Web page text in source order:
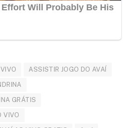
ASSISTIR JOGO DO AVAÍ
GRÁTIS
VIVO